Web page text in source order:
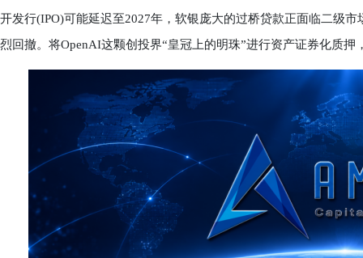
开发行(IPO)可能延迟至2027年，软银庞大的过桥贷款正面临二级
烈回撤。将OpenAI这颗创投界“皇冠上的明珠”进行资产证券化质